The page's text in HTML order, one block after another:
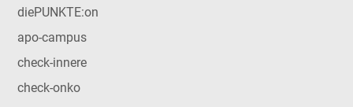
diePUNKTE:on
apo-campus
check-innere
check-onko